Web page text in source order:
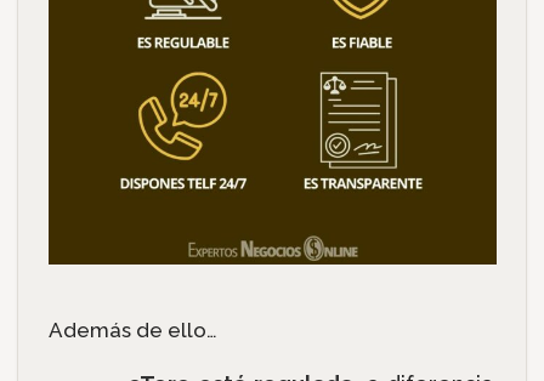
Además de ello…